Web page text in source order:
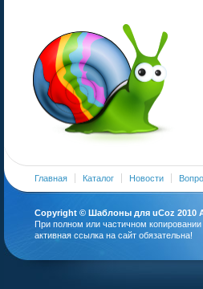
Главная Каталог Новости
Copyright © Шаблоны для uCoz 2010
При полном или частичном
активная ссылка на сайт обязательна!